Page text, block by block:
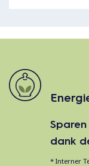
dank
* Interner